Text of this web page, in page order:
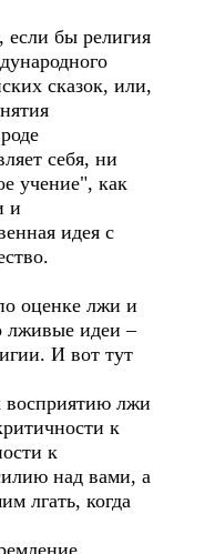
если бы религия
сказок, или,
себя, ни
учение", как
и
идея с
оценке лжи и
лживые идеи –
И вот тут
восприятию лжи
к
к
над вами, а
лгать, когда